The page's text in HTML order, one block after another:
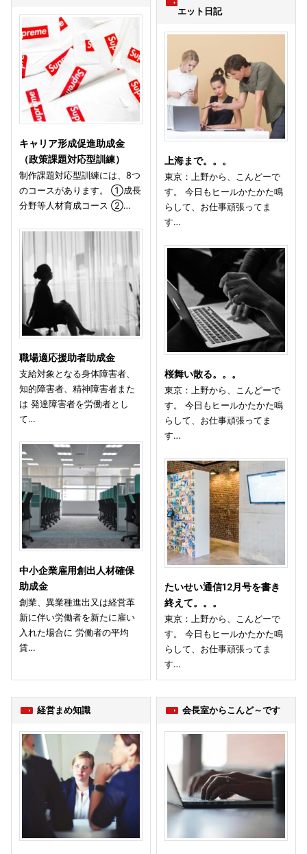
キャリア形成促進助成金
（政策課題対応型訓練）
制作課題対応型訓練には、8つ
のコースがあります。 ①成長
分野等人材育成コース ②…
職場適応援助者助成金
支給対象となる身体障害者、
知的障害者、精神障害者また
は 発達障害者を労働者とし
て…
中小企業雇用創出人材確保
助成金
創業、異業種進出又は経営革
新に伴い労働者を新たに雇い
入れた場合に 労働者の平均
賃…
エット日記
上海まで。。。
東京：上野から、こんどーで
す。 今日もヒールかたかた鳴
らして、お仕事頑張ってま
す…
桜舞い散る。。。
東京：上野から、こんどーで
す。 今日もヒールかたかた鳴
らして、お仕事頑張ってま
す…
たいせい通信12月号を書き
終えて。。。
東京：上野から、こんどーで
す。 今日もヒールかたかた鳴
らして、お仕事頑張ってま
す…
経営まめ知識 会長室からこんど～です